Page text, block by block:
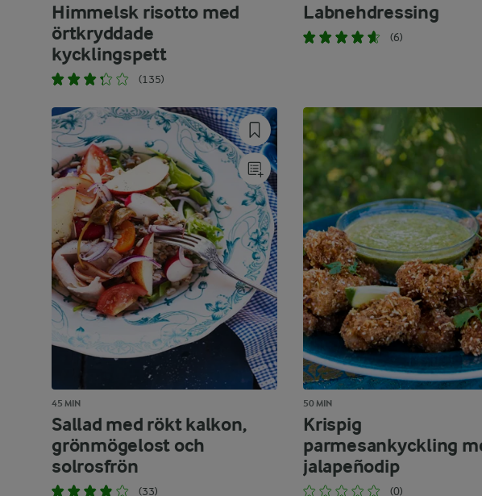
Himmelsk risotto med
örtkryddade
kycklingspett
(135)
Labnehdressing
(6)
45 MIN
Sallad med rökt kalkon,
grönmögelost och
solrosfrön
(33)
50 MIN
Krispig
parmesankyckling
jalapeñodip
(0)